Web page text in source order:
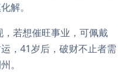
解。
若想催旺事业，可佩戴
，41岁后，破财不止者需
。